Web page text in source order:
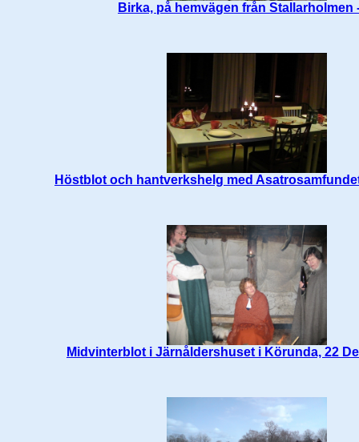
Birka, på hemvägen från Stallarholmen
Höstblot och hantverkshelg med
Midvinterblot i Järnåldershuset i Körunda, 22